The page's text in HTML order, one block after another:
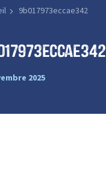
9b017973eccae342
2025